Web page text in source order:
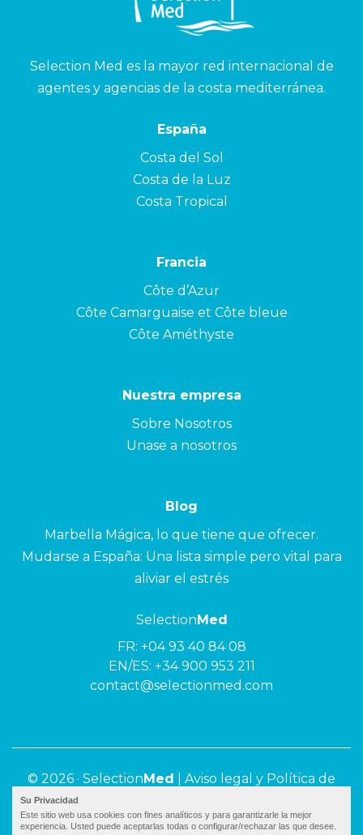
Selection Med es la mayor red internacional de
agentes y agencias de la costa mediterránea.
España
Costa del Sol
Costa de la Luz
Costa Tropical
Francia
Côte d’Azur
Côte Camarguaise et Côte bleue
Côte Améthyste
Nuestra empresa
Sobre Nosotros
Unase a nosotros
Blog
Marbella Mágica, lo que tiene que ofrecer.
Mudarse a España: Una lista simple pero vital para
aliviar el estrés
SelectionMed
FR: +04 93 40 84 08
EN/ES: +34 900 953 211
contact@selectionmed.com
© 2026 · SelectionMed
Aviso legal y Política de
Su Privacidad
Este sitio web usa cookies con fines analíticos y para garantizarle la mejor
experiencia. Usted puede aceptarlas todas o configurar/rechazar las que desee.